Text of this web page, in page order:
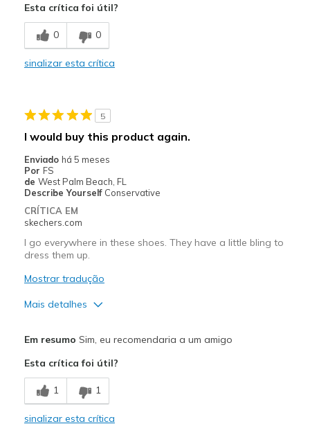
Breathe Well
Comfortable
Width
Feels true to width
View On Shoes
Esta crítica foi útil?
0 0
sinalizar esta crítica
5
I would buy this product again.
Enviado há 5 meses
Por FS
de West Palm Beach, FL
Describe Yourself Conservative
CRÍTICA EM
skechers.com
I go everywhere in these shoes. They have a little bling to
dress them up.
Mostrar tradução
Mais detalhes
Breathe Well
Comfortable
Em resumo Sim, eu recomendaria a um amigo
Esta crítica foi útil?
1 1
sinalizar esta crítica